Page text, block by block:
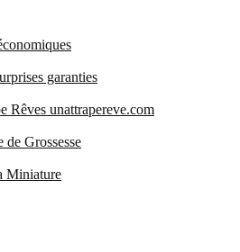
garanties
Rêves unattrapereve.com
Grossesse
Miniature